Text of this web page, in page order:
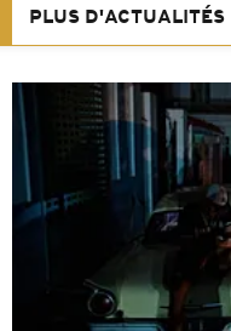
PLUS D'ACTUALITÉS